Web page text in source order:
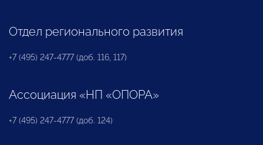
Отдел регионального развития
+7 (495) 247-4777 (доб. 116, 117)
Ассоциация «НП «ОПОРА»
+7 (495) 247-4777 (доб. 124)